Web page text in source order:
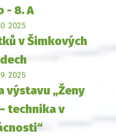
- 8. A
2025
v Šimkových
2025
výstavu „Ženy
technika v